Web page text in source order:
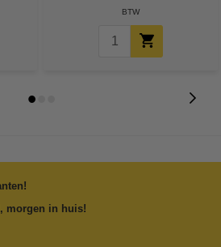
BTW
morgen in huis!